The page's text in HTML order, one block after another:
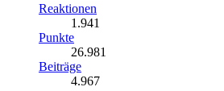
Reaktionen
1.941
Punkte
26.981
Beiträge
4.967